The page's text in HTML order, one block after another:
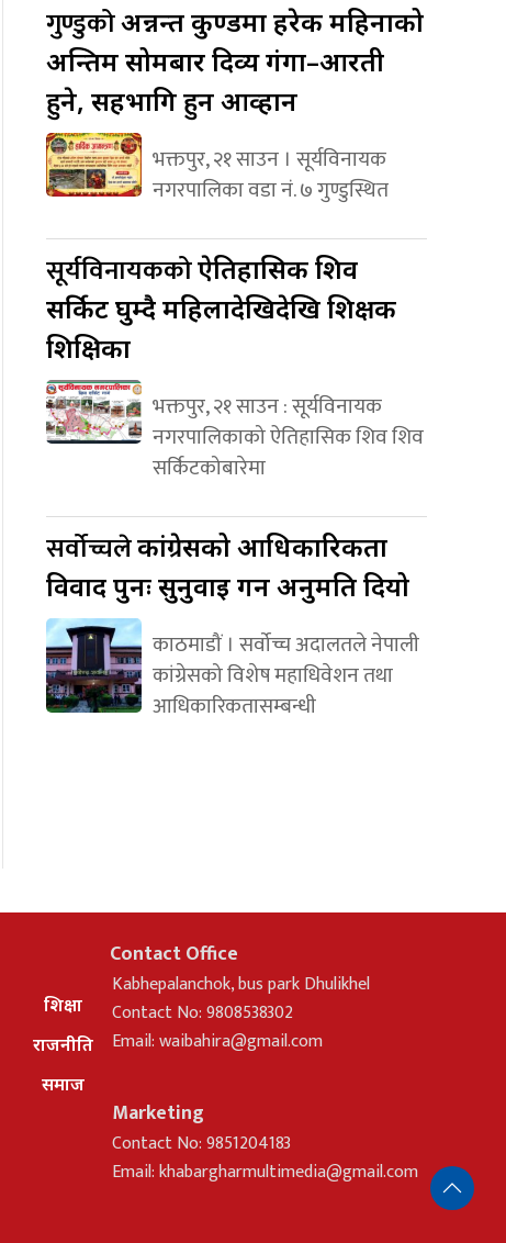
गुण्डुकोअन्नन्त कुण्डमा हरेक महिनाको
अन्तिम सोमबार दिव्य गंगा–आरती
हुने, सहभागि हुन आव्हान
भक्तपुर, २१ साउन । सूर्यविनायक
नगरपालिका वडा नं. ७ गुण्डुस्थित
सूर्यविनायककोऐतिहासिक शिव
सर्किट घुम्दै महिलादेखिदेखि शिक्षक
शिक्षिका
भक्तपुर, २१ साउन : सूर्यविनायक
नगरपालिकाको ऐतिहासिक शिव शिव
सर्किटकोबारेमा
सर्वोच्चलेकांग्रेसको आधिकारिकता
विवाद पुनः सुनुवाइ गर्न अनुमति दियो
काठमाडौं । सर्वोच्च अदालतले नेपाली
कांग्रेसको विशेष महाधिवेशन तथा
आधिकारिकतासम्बन्धी
शिक्षा
राजनीति
समाज
Contact Office
Kabhepalanchok, bus park Dhulikhel
Contact No: 9808538302
Email:waibahira@gmail.com
Marketing
Contact No: 9851204183
Email:khabargharmultimedia@gmail.com